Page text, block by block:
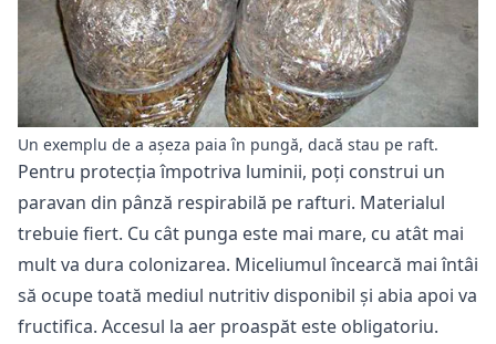
Un exemplu de a așeza paia în pungă, dacă stau pe raft.
Pentru protecția împotriva luminii, poți construi un
paravan din pânză respirabilă pe rafturi. Materialul
trebuie fiert. Cu cât punga este mai mare, cu atât mai
mult va dura colonizarea. Miceliumul încearcă mai întâi
să ocupe toată mediul nutritiv disponibil și abia apoi va
fructifica. Accesul la aer proaspăt este obligatoriu.